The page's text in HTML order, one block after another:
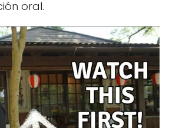
oral.